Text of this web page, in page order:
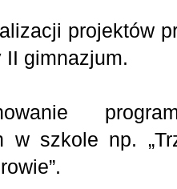
projektów
gimnazjum.
w szkole np.